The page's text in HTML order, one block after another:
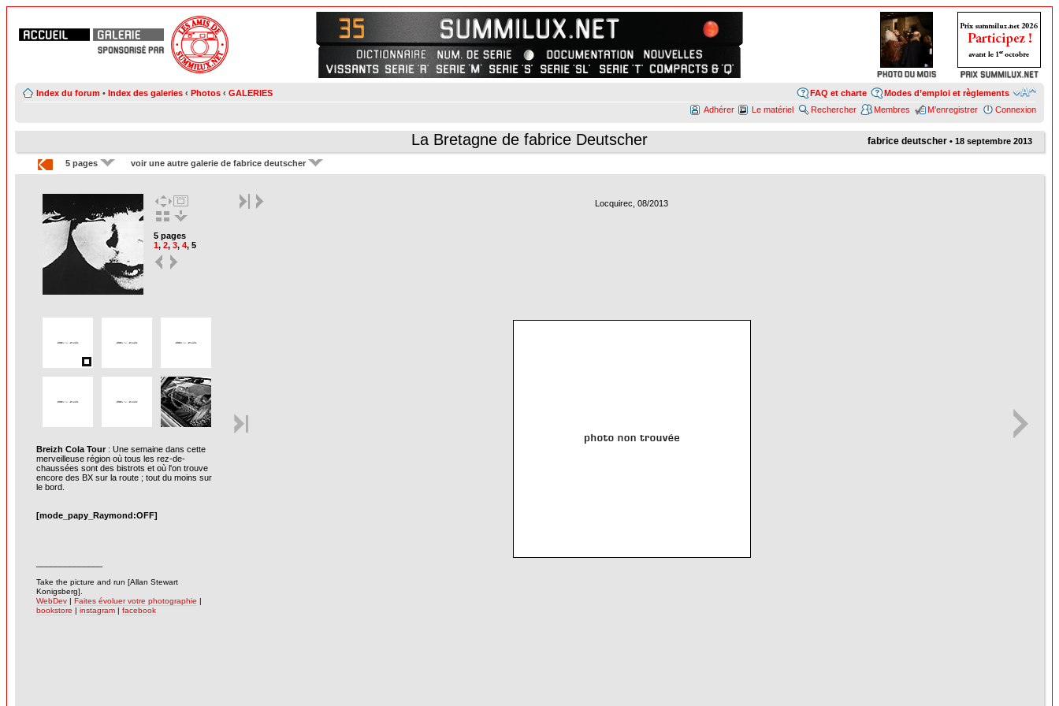
Index du forum • Index des galeries ‹ Photos ‹ GALERIES Modes d’emploi et règlements
FAQ et charte
Connexion
M’enregistrer
Membres
Rechercher
Le matériel
Adhérer
fabrice deutscher • 18 septembre 2013
La Bretagne de fabrice Deutscher
5 pages voir une autre galerie de fabrice deutscher
5 pages
1, 2, 3, 4, 5
Breizh Cola Tour: Une semaine dans cette
merveilleuse région où tous les rez-de-
chaussées sont des bistrots et où l'on trouve
encore des BX sur la route ; tout du moins sur
le bord.
[mode_papy_Raymond:OFF]
Take the picture and run [Allan Stewart
Konigsberg].
WebDev | Faites évoluer votre photographie |
bookstore | instagram | facebook
Locquirec, 08/2013